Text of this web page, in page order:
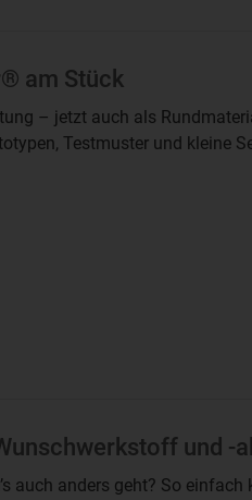
am Stück
– jetzt auch als
Testmuster und kleine
und -
auch anders geht? So